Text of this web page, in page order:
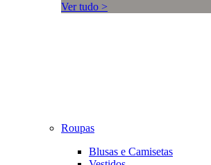
Ver tudo >
Roupas
Blusas e Camisetas